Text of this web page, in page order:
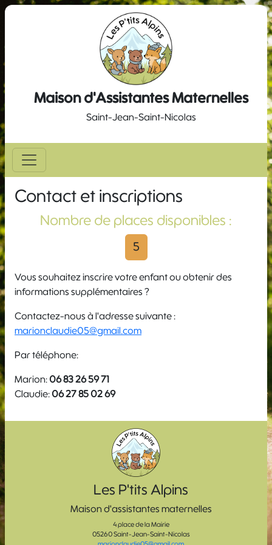
Maison d'Assistantes Maternelles
Saint-Jean-Saint-Nicolas
Contact et inscriptions
Nombre de places disponibles :
5
Vous souhaitez inscrire votre enfant ou obtenir des
informations supplémentaires ?
Contactez-nous à l'adresse suivante :
marionclaudie05@gmail.com
Par téléphone:
Marion:06 83 26 59 71
Claudie:06 27 85 02 69
Les P'tits Alpins
Maison d'assistantes maternelles
4 place de la Mairie
05260 Saint-Jean-Saint-Nicolas